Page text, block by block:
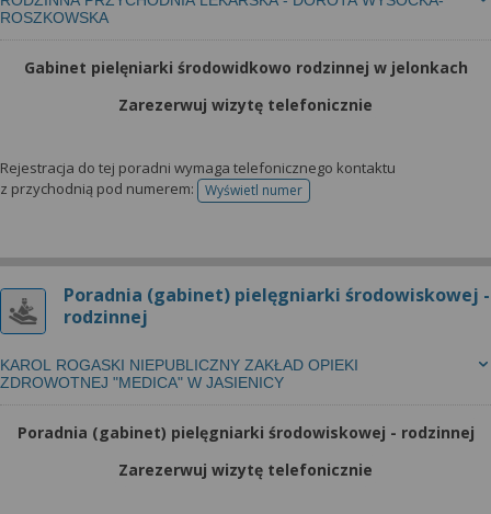
ROSZKOWSKA
Gabinet pielęniarki środowidkowo rodzinnej w jelonkach
Zarezerwuj wizytę telefonicznie
Rejestracja do tej poradni wymaga telefonicznego kontaktu
z przychodnią pod numerem:
Wyświetl numertelefonu do rejestracji
Poradnia (gabinet) pielęgniarki środowiskowej -
rodzinnej
KAROL ROGASKI NIEPUBLICZNY ZAKŁAD OPIEKI
ZDROWOTNEJ "MEDICA" W JASIENICY
Poradnia (gabinet) pielęgniarki środowiskowej - rodzinnej
Zarezerwuj wizytę telefonicznie